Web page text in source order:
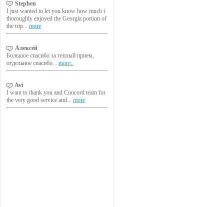
Stephen
I just wanted to let you know how much i
thoroughly enjoyed the Georgia portion of
the trip... more
Алексей
Большое спасибо за теплый прием,
отдельное спасибо... more..
Avi
I want to thank you and Concord team for
the very good service and... more